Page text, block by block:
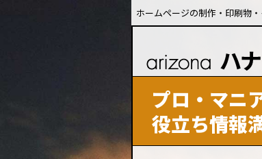
ホームページの制作・印刷物
プロ・マニ
役立ち情報